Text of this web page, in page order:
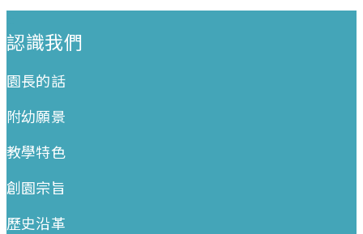
認識我們
園長的話
附幼願景
教學特色
創園宗旨
歷史沿革